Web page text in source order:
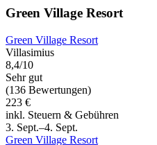
Green Village Resort
Green Village Resort
Villasimius
8,4/10
Sehr gut
(136 Bewertungen)
223 €
inkl. Steuern & Gebühren
3. Sept.–4. Sept.
Green Village Resort